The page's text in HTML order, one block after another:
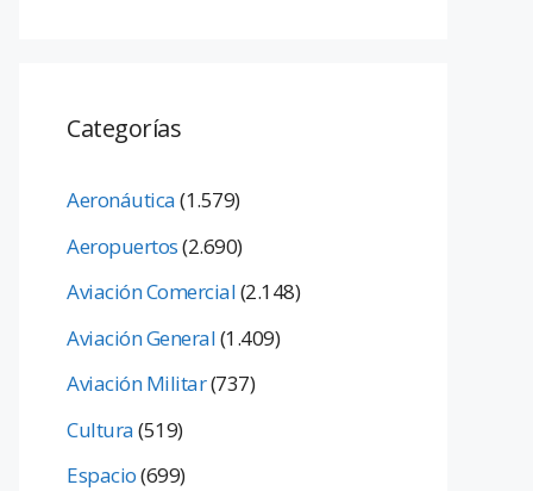
Categorías
Aeronáutica(1.579)
Aeropuertos(2.690)
Aviación Comercial(2.148)
Aviación General(1.409)
Aviación Militar(737)
Cultura(519)
Espacio(699)